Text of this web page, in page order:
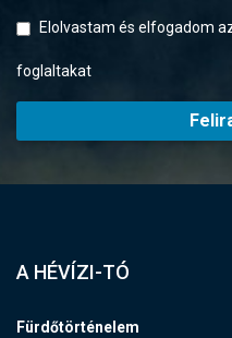
Elolvastam és elfogadom
foglaltakat
A HÉVÍZI-TÓ
Fürdőtörténelem